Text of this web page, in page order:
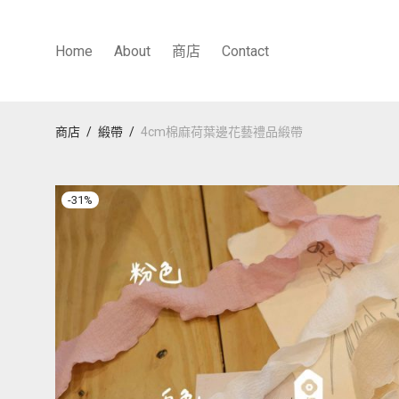
Home About 商店 Contact
商店 / 緞帶 / 4cm棉麻荷葉邊花藝禮品緞帶
-31 %